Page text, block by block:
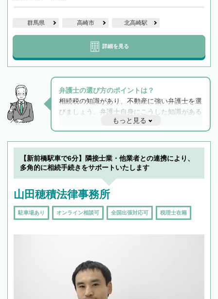
群馬県 高崎市 北高崎駅
詳細を見る
弁護士の選び方のポイントは？
相続税の知識があり、不動産に強い弁護士を選
びましょう。弁護士自身にこうした知識がある
と他士業との連携もスムーズに進み、トラブル
解決のみならず相続をトータルで任せることが
できます。また、相続は感情がからむ分野なの
でフィーリングも重要です。実際に電話や面談
で複数の弁護士と会話をしてウマが合う方に依
もっと見る
【新前橋駅車で6分】隣接士業・他業者との連携により、
多角的に相続手続きをサポートいたします
山田穂積法律事務所
駐車場あり オンライン相談可 全国出張対応可 税理士在籍